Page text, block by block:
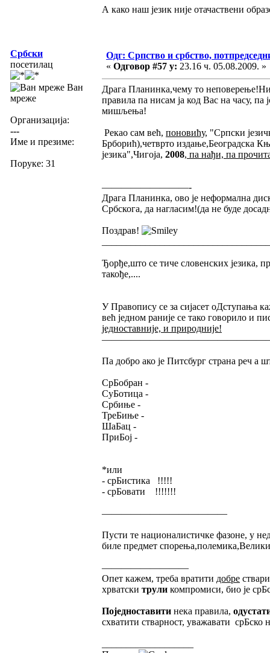
А како наш језик није отачаствени
Србски
посетилац
Ван
мреже
Организација:
---
Име и презиме:
Поруке: 31
Одг: Српство и србство,
« Одговор #57 у: 23.16 ч. 05.08.2009. »
Драга Планинка,чему то
правила па нисам ја код Вас на часу,
мишљења!
Рекао сам већ, поновићу, "Српски
Брборић),четврто издање,Београдска
језика",Чигоја, 2008, па нађи, па
—————————-
Драга Планинка, ово је неформална
Србскога, да нагласим!(да не буде
Поздрав!
Ђорђе,што се тиче словенских језика,
такође,....
У Правопису се за сијасет оДступања
већ једном раније се тако говорило и
једноставније, и природније!
Па добро ако је Питсбург страна реч а
СрБобран -
СуБотица -
Србиње -
ТреБиње -
ШаБац -
ПриБој -
*или
- срБистика !!!!!
- срБовати !!!!!!!
—————————————
Пусти те националистичке фазоне, у
биле предмет
—————————
Опет кажем, треба вратити добре
хрватски трули компромиси, био је
Поједноставити нека правила,
схватити стварност, уважавати срБско